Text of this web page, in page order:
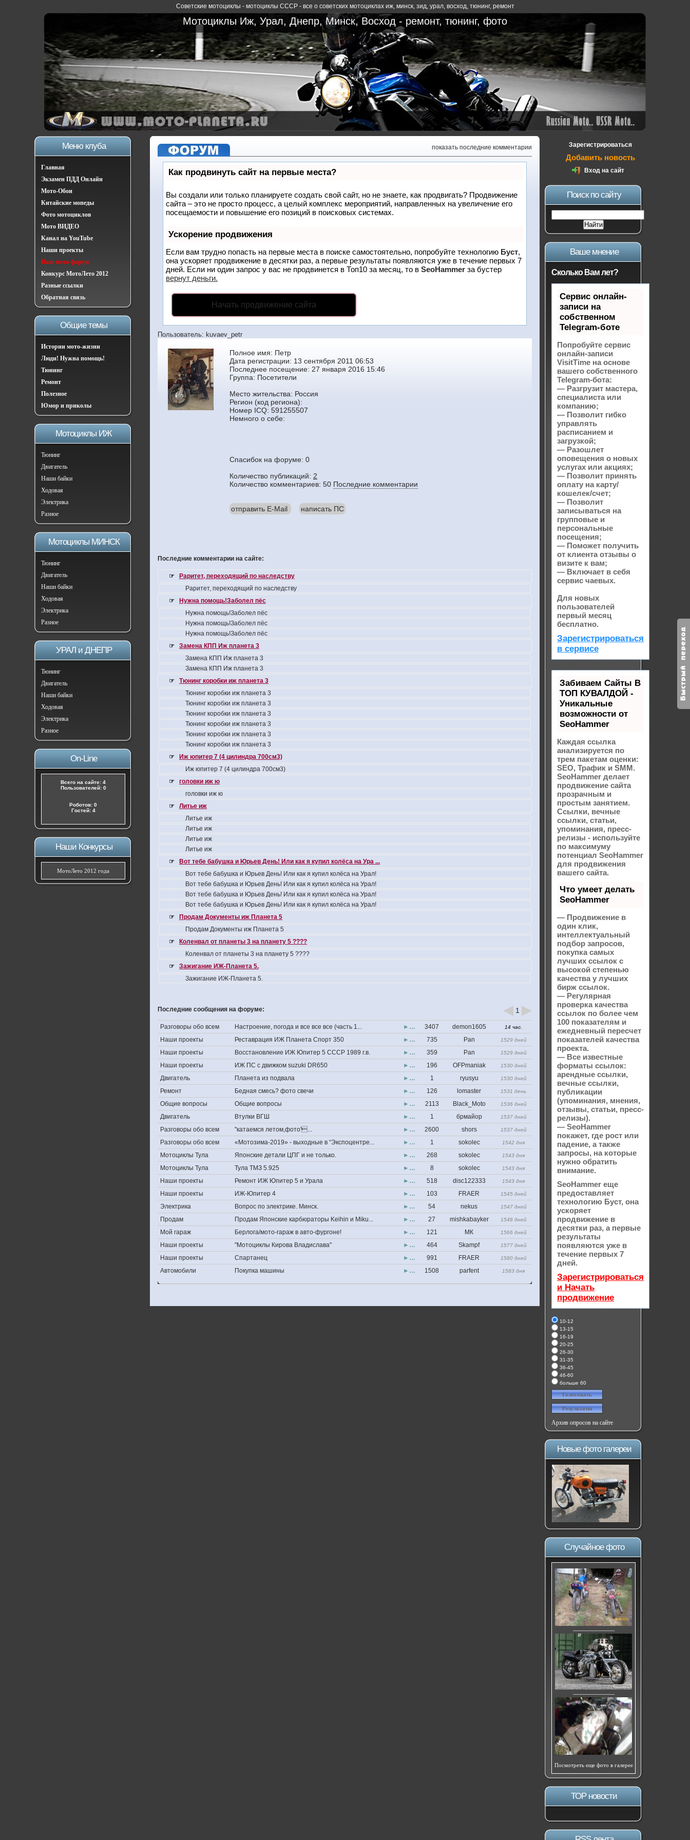
Советские мотоциклы - мотоциклы СССР - все о советских мотоциклах иж, минск, зид, урал, восход,тюнинг,ремонт
Мотоциклы Иж, Урал, Днепр, Минск, Восход - ремонт, тюнинг, фото
Меню клуба
Главная
Экзамен ПДД Онлайн
Мото-Обои
Китайские мопеды
Фото мотоциклов
Мото ВИДЕО
Канал на YouTube
Наши проекты
Наш мото-форум
Конкурс МотоЛето 2012
Разные ссылки
Обратная связь
Общие темы
Истории мото-жизни
Люди! Нужна помощь!
Тюнинг
Ремонт
Полезное
Юмор и приколы
Мотоциклы ИЖ
Тюнинг
Двигатель
Наши байки
Ходовая
Электрика
Разное
Мотоциклы МИНСК
Тюнинг
Двигатель
Наши байки
Ходовая
Электрика
Разное
УРАЛ и ДНЕПР
Тюнинг
Двигатель
Наши байки
Ходовая
Электрика
Разное
On-Line
Всего на сайте: 4
Пользователей: 0
Роботов: 0
Гостей: 4
Наши Конкурсы
МотоЛето 2012 года
показать последние комментарии
Как продвинуть сайт на первые места?
Вы создали или только планируете создать свой сайт, но не знаете, как продвигать? Продвижение
сайта – это не просто процесс, а целый комплекс мероприятий, направленных на увеличение его
посещаемости и повышение его позиций в поисковых системах.
Ускорение продвижения
Если вам трудно попасть на первые места в поиске самостоятельно, попробуйте технологию Буст,
она ускоряет продвижение в десятки раз, а первые результаты появляются уже в течение первых 7
дней. Если ни один запрос у вас не продвинется в Топ10 за месяц, то в SeoHammer за бустер
вернут деньги.
Начать продвижение сайта
Пользователь: kuvaev_petr
Полное имя: Петр
Дата регистрации: 13 сентября 2011 06:53
Последнее посещение: 27 января 2016 15:46
Группа: Посетители
Место жительства: Россия
Регион (код региона):
Номер ICQ: 591255507
Немного о себе:
Спасибок на форуме: 0
Количество публикаций: 2
Количество комментариев: 50 Последние комментарии
отправить E-Mail написать ПС
Последние комментарии на сайте:
☞
Раритет, переходящий по наследству
Раритет, переходящий по наследству
☞
Нужна помощь!Заболел пёс
Нужна помощь!Заболел пёс
Нужна помощь!Заболел пёс
Нужна помощь!Заболел пёс
☞
Замена КПП Иж планета 3
Замена КПП Иж планета 3
Замена КПП Иж планета 3
☞
Тюнинг коробки иж планета 3
Тюнинг коробки иж планета 3
Тюнинг коробки иж планета 3
Тюнинг коробки иж планета 3
Тюнинг коробки иж планета 3
Тюнинг коробки иж планета 3
Тюнинг коробки иж планета 3
☞
Иж юпитер 7 (4 цилиндра 700см3)
Иж юпитер 7 (4 цилиндра 700см3)
☞
головки иж ю
головки иж ю
☞
Литье иж
Литье иж
Литье иж
Литье иж
Литье иж
☞
Вот тебе бабушка и Юрьев День! Или как я купил колёса на Ура ...
Вот тебе бабушка и Юрьев День! Или как я купил колёса на Урал!
Вот тебе бабушка и Юрьев День! Или как я купил колёса на Урал!
Вот тебе бабушка и Юрьев День! Или как я купил колёса на Урал!
Вот тебе бабушка и Юрьев День! Или как я купил колёса на Урал!
☞
Продам Документы иж Планета 5
Продам Документы иж Планета 5
☞
Коленвал от планеты 3 на планету 5 ????
Коленвал от планеты 3 на планету 5 ????
☞
Зажигание ИЖ-Планета 5.
Зажигание ИЖ-Планета 5.
Последние сообщения на форуме: 1
Разговоры обо всем Настроение, погода и все все все (часть 1... ►… 3407 demon1605 14 час.
Наши проекты Реставрация ИЖ Планета Спорт 350 ►… 735 Pan 1529 дней
Наши проекты Восстановление ИЖ Юпитер 5 СССР 1989 г.в. ►… 359 Pan 1529 дней
Наши проекты ИЖ ПС с движком suzuki DR650 ►… 196 OFPmaniak 1530 дней
Двигатель Планета из подвала ►… 1 ryusyu 1530 дней
Ремонт Бедная смесь? фото свечи ►… 126 lomaster 1531 день
Общие вопросы Общие вопросы ►… 2113 Black_Moto 1536 дней
Двигатель Втулки ВГШ ►… 1 брмайор 1537 дней
Разговоры обо всем ''катаемся летом,фото'... ►… 2600 shors 1537 дней
Разговоры обо всем «Мотозима-2019» - выходные в “Экспоцентре... ►… 1 sokolec 1542 дня
Мотоциклы Тула Японские детали ЦПГ и не только. ►… 268 sokolec 1543 дня
Мотоциклы Тула Тула ТМЗ 5.925 ►… 8 sokolec 1543 дня
Наши проекты Ремонт ИЖ Юпитер 5 и Урала ►… 518 disc122333 1543 дня
Наши проекты ИЖ-Юпитер 4 ►… 103 FRAER 1545 дней
Электрика Вопрос по электрике. Минск. ►… 54 nekus 1547 дней
Продам Продам Японские карбюраторы Keihin и Miku... ►… 27 mishkabayker 1548 дней
Мой гараж Берлога/мото-гараж в авто-фургоне! ►… 121 МК 1566 дней
Наши проекты "Мотоциклы Кирова Владислава" ►… 464 Skampf 1577 дней
Наши проекты Спартанец ►… 991 FRAER 1580 дней
Автомобили Покупка машины ►… 1508 parfent 1583 дня
Зарегистрироваться
Добавить новость
Вход на сайт
Поиск по сайту
Ваше мнение
Сколько Вам лет?
Сервис онлайн-
записи на
собственном
Telegram-боте
Попробуйте сервис
онлайн-записи
VisitTime на основе
вашего собственного
Telegram-бота:
— Разгрузит мастера,
специалиста или
компанию;
— Позволит гибко
управлять
расписанием и
загрузкой;
— Разошлет
оповещения о новых
услугах или акциях;
— Позволит принять
оплату на карту/
кошелек/счет;
— Позволит
записываться на
групповые и
персональные
посещения;
— Поможет получить
от клиента отзывы о
визите к вам;
— Включает в себя
сервис чаевых.
Для новых
пользователей
первый месяц
бесплатно.
Зарегистрироваться
в сервисе
Забиваем Сайты В
ТОП КУВАЛДОЙ -
Уникальные
возможности от
SeoHammer
Каждая ссылка
анализируется по
трем пакетам оценки:
SEO, Трафик и SMM.
SeoHammer делает
продвижение сайта
прозрачным и
простым занятием.
Ссылки, вечные
ссылки, статьи,
упоминания, пресс-
релизы - используйте
по максимуму
потенциал SeoHammer
для продвижения
вашего сайта.
Что умеет делать
SeoHammer
— Продвижение в
один клик,
интеллектуальный
подбор запросов,
покупка самых
лучших ссылок с
высокой степенью
качества у лучших
бирж ссылок.
— Регулярная
проверка качества
ссылок по более чем
100 показателям и
ежедневный пересчет
показателей качества
проекта.
— Все известные
форматы ссылок:
арендные ссылки,
вечные ссылки,
публикации
(упоминания, мнения,
отзывы, статьи, пресс-
релизы).
— SeoHammer
покажет, где рост или
падение, а также
запросы, на которые
нужно обратить
внимание.
SeoHammer еще
предоставляет
технологию Буст, она
ускоряет
продвижение в
десятки раз, а первые
результаты
появляются уже в
течение первых 7
дней.
Зарегистрироваться
и Начать
продвижение
10-12
13-15
16-19
20-25
26-30
31-35
36-45
46-60
больше 60
Архив опросов на сайте
Новые фото галереи
Случайное фото
---------------------------
---------------------------
Посмотреть еще фото в галерее
ТОР новости